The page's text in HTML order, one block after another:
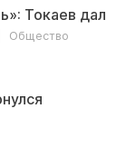
Токаев дал
Общество